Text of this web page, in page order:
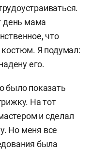
день мама
что
костюм. Я подумал:
его.
было показать
На тот
и сделал
Но меня все
была